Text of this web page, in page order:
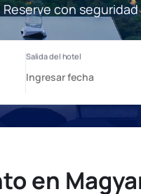
con
en